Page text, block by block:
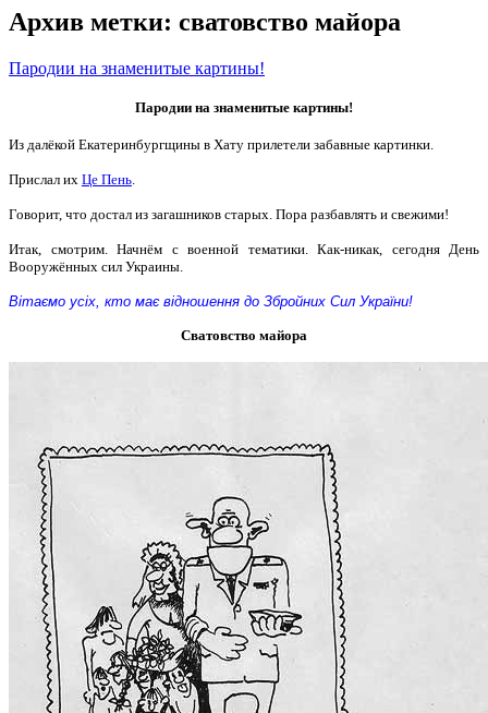
Архив метки: сватовство майора
Пародии на знаменитые картины!
Пародии на знаменитые картины!
Из далёкой Екатеринбургщины в Хату прилетели забавные картинки.
Прислал их Це Пень.
Говорит, что достал из загашников старых. Пора разбавлять и свежими!
Итак, смотрим. Начнём с военной тематики. Как-никак, сегодня День
Вооружённых сил Украины.
Вітаємо усіх, кто має відношення до Збройних Сил України!
Сватовство майора